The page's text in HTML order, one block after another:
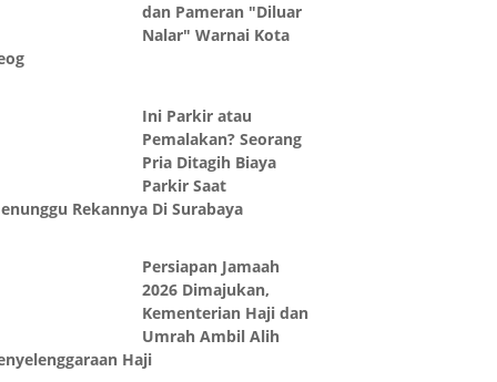
dan Pameran "Diluar
Nalar" Warnai Kota
Ini Parkir atau
Pemalakan? Seorang
Pria Ditagih Biaya
Parkir Saat
Rekannya Di Surabaya
Persiapan Jamaah
2026 Dimajukan,
Kementerian Haji dan
Umrah Ambil Alih
Haji